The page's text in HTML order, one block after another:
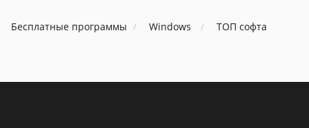
Бесплатные программы Windows ТОП софта